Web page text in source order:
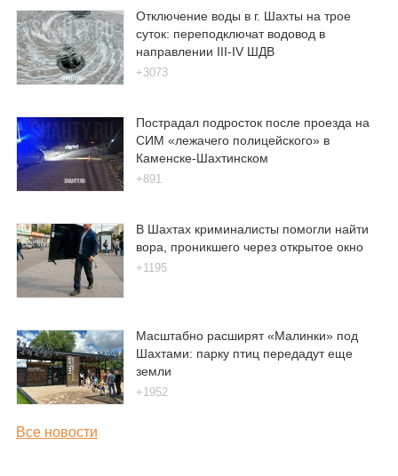
Отключение воды в г. Шахты на трое
суток: переподключат водовод в
направлении III-IV ШДВ
+3073
Пострадал подросток после проезда на
СИМ «лежачего полицейского» в
Каменске-Шахтинском
+891
В Шахтах криминалисты помогли найти
вора, проникшего через открытое окно
+1195
Масштабно расширят «Малинки» под
Шахтами: парку птиц передадут еще
земли
+1952
Все новости